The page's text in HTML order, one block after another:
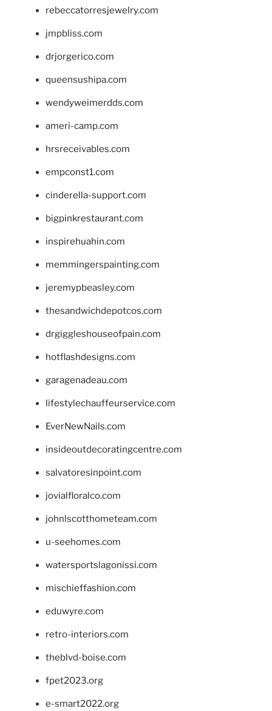
rebeccatorresjewelry.com
jmpbliss.com
drjorgerico.com
queensushipa.com
wendyweimerdds.com
ameri-camp.com
hrsreceivables.com
empconst1.com
cinderella-support.com
bigpinkrestaurant.com
inspirehuahin.com
memmingerspainting.com
jeremypbeasley.com
thesandwichdepotcos.com
drgiggleshouseofpain.com
hotflashdesigns.com
garagenadeau.com
lifestylechauffeurservice.com
EverNewNails.com
insideoutdecoratingcentre.com
salvatoresinpoint.com
jovialfloralco.com
johnlscotthometeam.com
u-seehomes.com
watersportslagonissi.com
mischieffashion.com
eduwyre.com
retro-interiors.com
theblvd-boise.com
fpet2023.org
e-smart2022.org